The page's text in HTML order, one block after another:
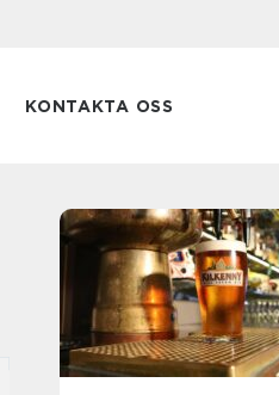
KONTAKTA OSS